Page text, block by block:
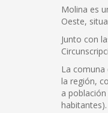
Molina es
Oeste,
Junto con
La comuna
la región,
a